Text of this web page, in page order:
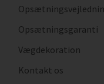
Opsætningsgaranti
Vægdekoration
Kontakt os